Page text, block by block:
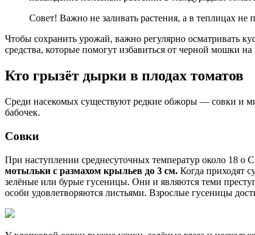
Совет! Важно не заливать растения, а в теплицах не
Чтобы сохранить урожай, важно регулярно осматривать
средства, которые помогут избавиться от черной мошки
Кто грызёт дырки в плодах томатов
Среди насекомых существуют редкие обжоры — совки и
бабочек.
Совки
При наступлении среднесуточных температур около 18 о
мотыльки с размахом крыльев до 3 см. Когда приходят
зелёные или бурые гусеницы. Они и являются теми
особи удовлетворяются листьями. Взрослые гусеницы